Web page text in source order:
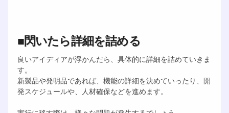
■閃いたら詳細を詰める
良いアイディアが浮かんだら、具体的に詳細を詰めていきま
す。
新製品や発明品であれば、機能の詳細を決めていったり、開
発スケジュールや、人材確保などを進めます。